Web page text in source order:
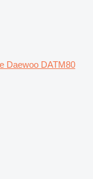
Daewoo DATM80